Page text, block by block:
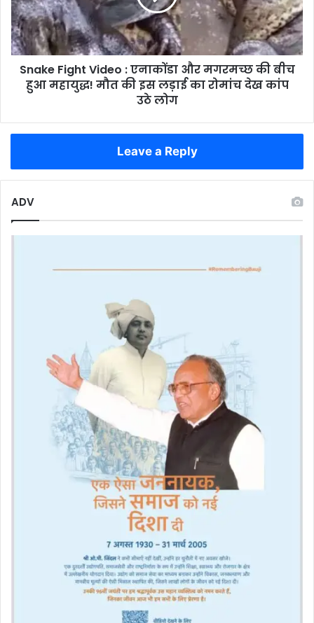
जरूरी
डेट्स
और
मगरमच्छ
की
बीच
हुआ
महायुद्ध!
इस
रोमांच
कांप
Snake Fight Video : एनाकोंडा और मगरमच्छ की बीच
हुआ महायुद्ध! मौत की इस लड़ाई का रोमांच देख कांप
उठे लोग
Leave a Reply
ADV